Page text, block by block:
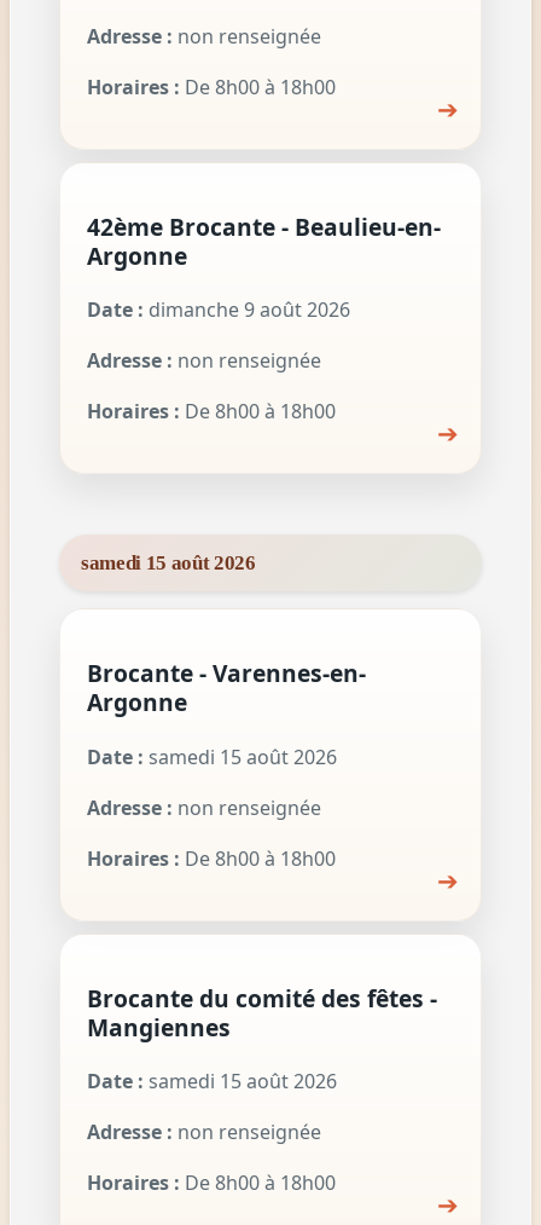
Adresse : non renseignée
Horaires : De 8h00 à 18h00
➔
42ème Brocante - Beaulieu-en-
Argonne
Date : dimanche 9 août 2026
Adresse : non renseignée
Horaires : De 8h00 à 18h00
➔
samedi 15 août 2026
Brocante - Varennes-en-
Argonne
Date : samedi 15 août 2026
Adresse : non renseignée
Horaires : De 8h00 à 18h00
➔
Brocante du comité des fêtes -
Mangiennes
Date : samedi 15 août 2026
Adresse : non renseignée
Horaires : De 8h00 à 18h00
➔